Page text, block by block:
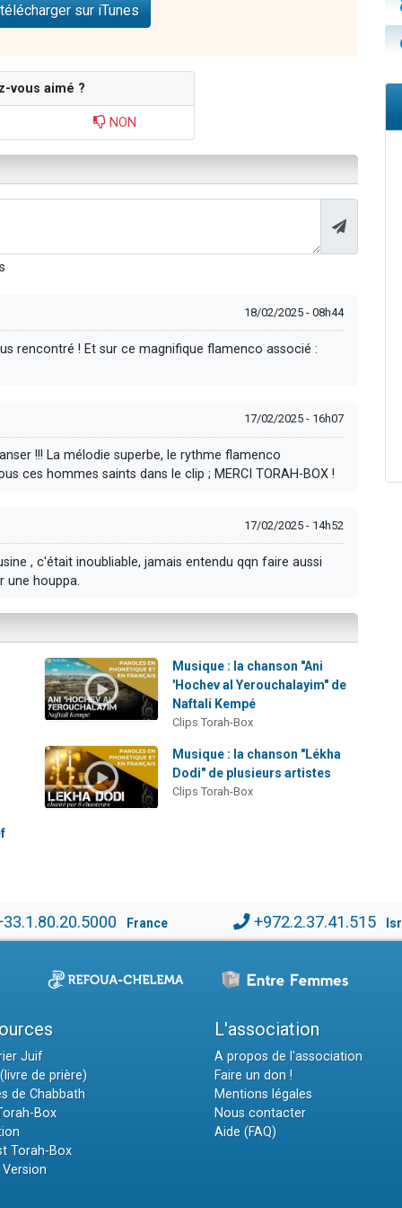
sur iTunes
vous aimé ?
NON
18/02/2025 - 08h44
rencontré ! Et sur ce magnifique flamenco associé :
17/02/2025 - 16h07
!!! La mélodie superbe, le rythme flamenco
ces hommes saints dans le clip ; MERCI TORAH-BOX !
17/02/2025 - 14h52
, c'était inoubliable, jamais entendu qqn faire aussi
une houppa.
Musique : la chanson "Ani
'Hochev al Yerouchalayim" de
Naftali Kempé
Clips Torah-Box
Musique : la chanson "Lékha
Dodi" de plusieurs artistes
Clips Torah-Box
France +972.2.37.41.515
Juif
de prière)
de Chabbath
Box
Torah-Box
Version
L'association
A propos de l'association
Faire un don !
Mentions légales
Nous contacter
Aide (FAQ)